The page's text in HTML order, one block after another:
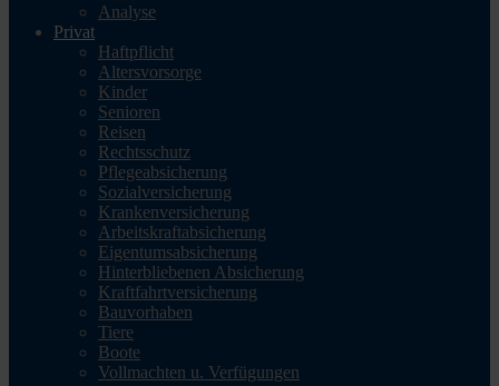
Analyse
Privat
Haftpflicht
Altersvorsorge
Kinder
Senioren
Reisen
Rechtsschutz
Pflegeabsicherung
Sozialversicherung
Krankenversicherung
Arbeitskraftabsicherung
Eigentumsabsicherung
Hinterbliebenen Absicherung
Kraftfahrtversicherung
Bauvorhaben
Tiere
Boote
Vollmachten u. Verfügungen